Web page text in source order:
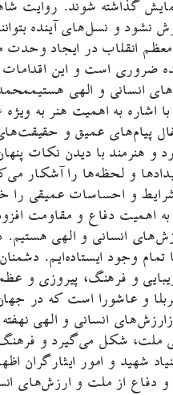
نمایش گذاشته شوند. روایت
نشود و نسل‌های آینده
انقلاب در ایجاد وحدت
ضروری است و این
انسانی و الهی
با اشاره به اهمیت هنر به
پیام‌های عمیق و
و هنرمند با دیدن نکات
و لحظه‌ها را آشکار
و احساسات عمیقی را
اهمیت دفاع و مقاومت
انسانی و الهی
وجود ایستاده‌ایم.
و فرهنگ، پیروزی و
و عاشورا است که در
انسانی و الهی
ملت، شکل می‌گیرد و
شهید و امور ایثارگران
و دفاع از ملت و ارزش‌های